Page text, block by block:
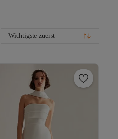
Wichtigste zuerst